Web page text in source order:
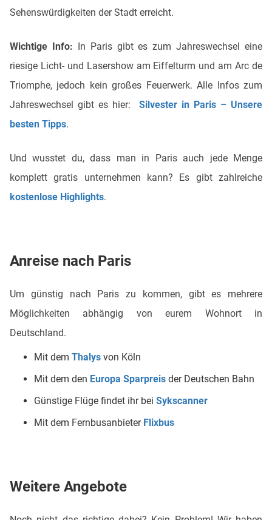
Sehenswürdigkeiten der Stadt erreicht.
Wichtige Info: In Paris gibt es zum Jahreswechsel eine
riesige Licht- und Lasershow am Eiffelturm und am Arc de
Triomphe, jedoch kein großes Feuerwerk. Alle Infos zum
Jahreswechsel gibt es hier: Silvester in Paris – Unsere
besten Tipps.
Und wusstet du, dass man in Paris auch jede Menge
komplett gratis unternehmen kann? Es gibt zahlreiche
kostenlose Highlights.
Anreise nach Paris
Um günstig nach Paris zu kommen, gibt es mehrere
Möglichkeiten abhängig von eurem Wohnort in
Deutschland.
Mit dem Thalys von Köln
Mit dem den Europa Sparpreis der Deutschen Bahn
Günstige Flüge findet ihr bei Sykscanner
Mit dem Fernbusanbieter Flixbus
Weitere Angebote